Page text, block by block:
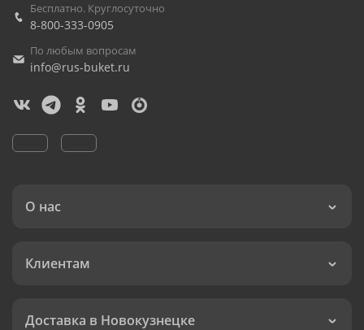
Бесплатно. Круглосуточно
8-800-333-0905
По любым вопросам
info@rus-buket.ru
О нас
Клиентам
Доставка в Новокузнецке